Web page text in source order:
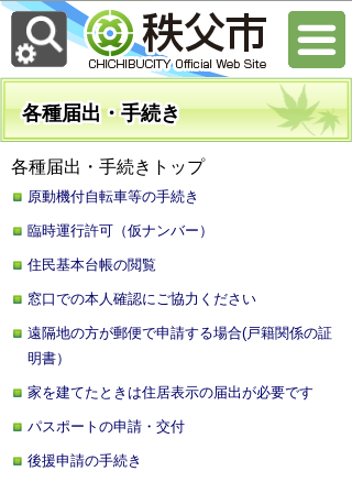
各種届出・手続き
各種届出・手続きトップ
原動機付自転車等の手続き
臨時運行許可（仮ナンバー）
住民基本台帳の閲覧
窓口での本人確認にご協力ください
遠隔地の方が郵便で申請する場合(戸籍関係の証
明書）
家を建てたときは住居表示の届出が必要です
パスポートの申請・交付
後援申請の手続き